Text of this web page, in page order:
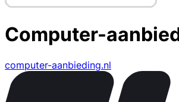
Computer-
computer-aanbieding.nl